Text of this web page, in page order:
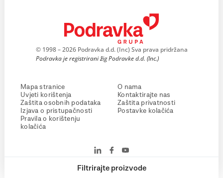
Filtrirajte proizvode
© 1998 – 2026 Podravka d.d. (Inc) Sva prava pridržana
Podravka je registrirani žig Podravke d.d. (Inc.)
Mapa stranice
Uvjeti korištenja
Zaštita osobnih podataka
Izjava o pristupačnosti
Pravila o korištenju
kolačića
O nama
Kontaktirajte nas
Zaštita privatnosti
Postavke kolačića